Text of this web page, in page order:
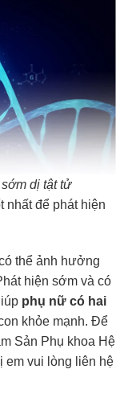
dị tật tử
nhất để phát hiện
thể ảnh hưởng
hiện sớm và có
phụ nữ có hai
khỏe mạnh. Để
Sản Phụ khoa Hệ
em vui lòng liên hệ